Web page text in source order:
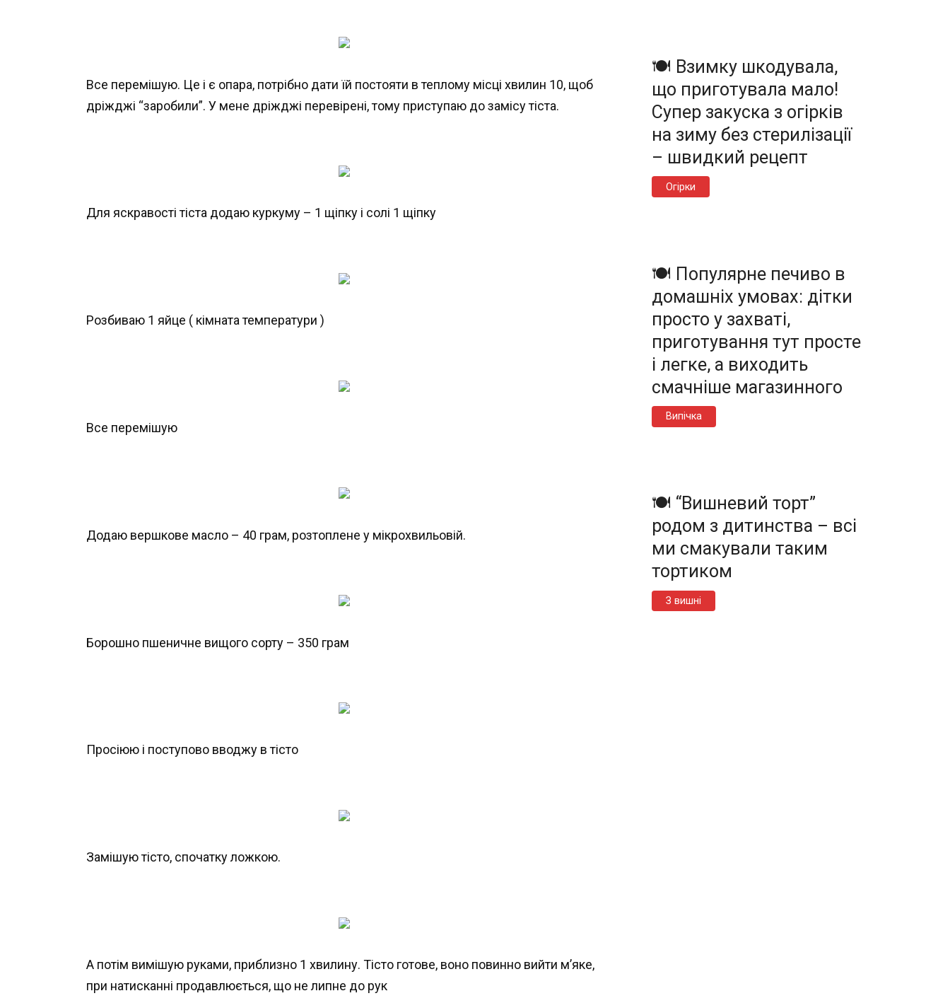
Все перемішую. Це і є опара, потрібно дати їй постояти в теплому місці хвилин 10, щоб
дріжджі “заробили”. У мене дріжджі перевірені, тому приступаю до замісу тіста.
Для яскравості тіста додаю куркуму – 1 щіпку і солі 1 щіпку
Розбиваю 1 яйце ( кімната температури )
Все перемішую
Додаю вершкове масло – 40 грам, розтоплене у мікрохвильовій.
Борошно пшеничне вищого сорту – 350 грам
Просіюю і поступово вводжу в тісто
Замішую тісто, спочатку ложкою.
А потім вимішую руками, приблизно 1 хвилину. Тісто готове, воно повинно вийти м’яке,
при натисканні продавлюється, що не липне до рук
🍽️ Взимку шкодувала,
що приготувала мало!
Супер закуска з огірків
на зиму без стерилізації
– швидкий рецепт
Огірки
🍽️ Популярне печиво в
домашніх умовах: дітки
просто у захваті,
приготування тут просте
і легке, а виходить
смачніше магазинного
Випічка
🍽️ “Вишневий торт”
родом з дитинства – всі
ми смакували таким
тортиком
З вишні